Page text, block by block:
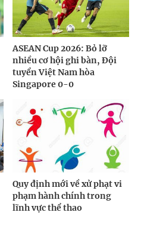
ASEAN Cup 2026: Bỏ lỡ
nhiều cơ hội ghi bàn, Đội
tuyển Việt Nam hòa
Singapore 0-0
Quy định mới về xử phạt vi
phạm hành chính trong
lĩnh vực thể thao